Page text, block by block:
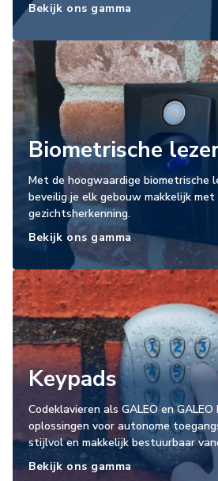
Bekijk ons gamma
Biometrische
Met de hoogwaardige biometrische
beveilig je elk gebouw makkelijk
gezichtsherkenning.
Bekijk ons gamma
Keypads
Codeklavieren als GALEO en
oplossingen voor autonome
stijlvol en makkelijk bestuurbaar
Bekijk ons gamma